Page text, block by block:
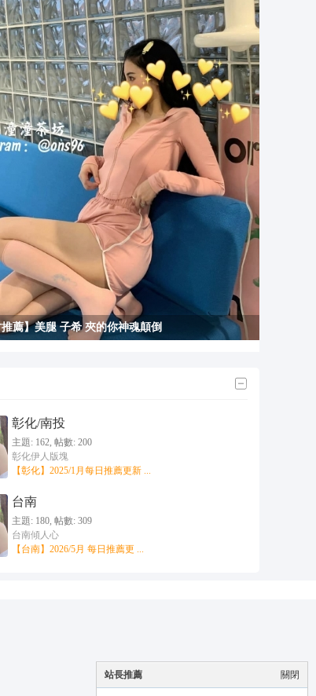
推薦】美腿 子希 夾的你神魂顛倒
彰化/南投
主題: 162, 帖數: 200
彰化伊人版塊
【彰化】2025/1月每日推薦更新 ...
台南
主題: 180, 帖數: 309
台南傾人心
【台南】2026/5月 每日推薦更 ...
關閉
站長推薦